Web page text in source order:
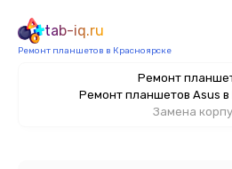
tab-iq.ru
Ремонт планшетов в Красноярске
Ремонт
Ремонт планшетов Asus в
Замена